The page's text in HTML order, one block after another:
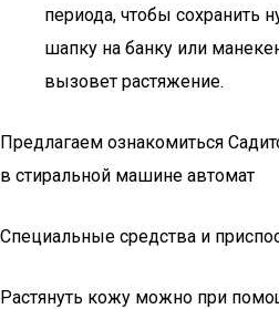
периода, чтобы сохранить
шапку на банку или
вызовет растяжение.
Предлагаем ознакомиться
в стиральной машине автомат
Специальные средства и
Растянуть кожу можно при